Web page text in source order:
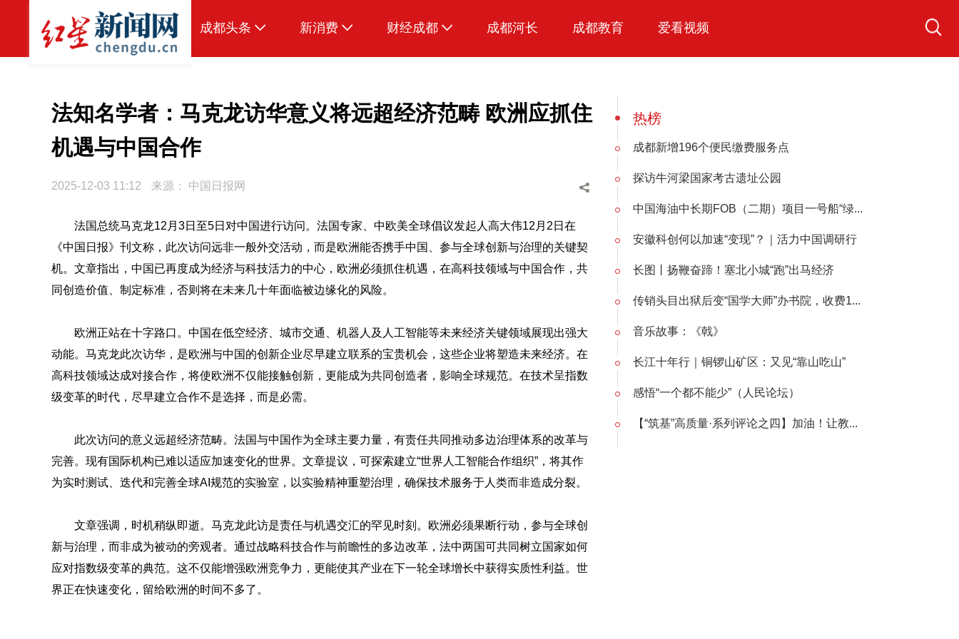
成都头条
本地
热点专题
传真机
公示
新消费 财经成都 成都河长 成都教育 爱看视频
法知名学者：马克龙访华意义将远超经济范畴 欧洲应抓住
机遇与中国合作
2025-12-03 11:12 来源： 中国日报网
法国总统马克龙12月3日至5日对中国进行访问。法国专家、中欧美全球倡议发起人高大伟12月2日在
《中国日报》刊文称，此次访问远非一般外交活动，而是欧洲能否携手中国、参与全球创新与治理的关键契
机。文章指出，中国已再度成为经济与科技活力的中心，欧洲必须抓住机遇，在高科技领域与中国合作，共
同创造价值、制定标准，否则将在未来几十年面临被边缘化的风险。
欧洲正站在十字路口。中国在低空经济、城市交通、机器人及人工智能等未来经济关键领域展现出强大
动能。马克龙此次访华，是欧洲与中国的创新企业尽早建立联系的宝贵机会，这些企业将塑造未来经济。在
高科技领域达成对接合作，将使欧洲不仅能接触创新，更能成为共同创造者，影响全球规范。在技术呈指数
级变革的时代，尽早建立合作不是选择，而是必需。
此次访问的意义远超经济范畴。法国与中国作为全球主要力量，有责任共同推动多边治理体系的改革与
完善。现有国际机构已难以适应加速变化的世界。文章提议，可探索建立“世界人工智能合作组织”，将其作
为实时测试、迭代和完善全球AI规范的实验室，以实验精神重塑治理，确保技术服务于人类而非造成分裂。
文章强调，时机稍纵即逝。马克龙此访是责任与机遇交汇的罕见时刻。欧洲必须果断行动，参与全球创
新与治理，而非成为被动的旁观者。通过战略科技合作与前瞻性的多边改革，法中两国可共同树立国家如何
应对指数级变革的典范。这不仅能增强欧洲竞争力，更能使其产业在下一轮全球增长中获得实质性利益。世
界正在快速变化，留给欧洲的时间不多了。
热榜
成都新增196个便民缴费服务点
探访牛河梁国家考古遗址公园
中国海油中长期FOB（二期）项目一号船“绿...
安徽科创何以加速“变现”？｜活力中国调研行
长图丨扬鞭奋蹄！塞北小城“跑”出马经济
传销头目出狱后变“国学大师”办书院，收费1...
音乐故事：《戟》
长江十年行｜铜锣山矿区：又见“靠山吃山”
感悟“一个都不能少”（人民论坛）
【“筑基”高质量·系列评论之四】加油！让教...